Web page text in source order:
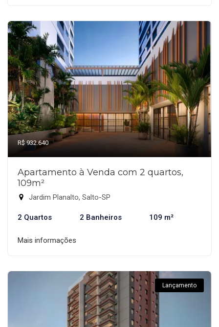
R$ 932.640
Apartamento à Venda com 2 quartos,
109m²
Jardim Planalto, Salto-SP
2 Quartos 2 Banheiros 109 m²
Mais informações
Lançamento